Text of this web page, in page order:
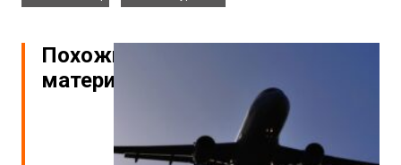
Похожие
материалы